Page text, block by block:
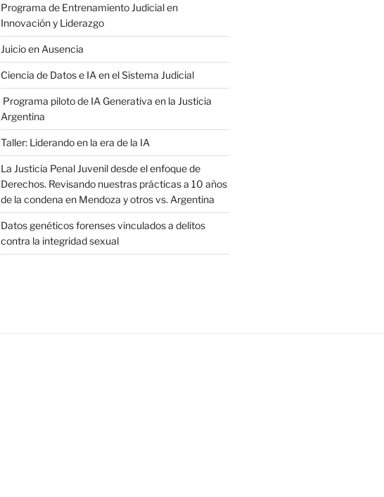
Programa de Entrenamiento Judicial en
Innovación y Liderazgo
Juicio en Ausencia
Ciencia de Datos e IA en el Sistema Judicial
Programa piloto de IA Generativa en la Justicia
Argentina
Taller: Liderando en la era de la IA
La Justicia Penal Juvenil desde el enfoque de
Derechos. Revisando nuestras prácticas a 10 años
de la condena en Mendoza y otros vs. Argentina
Datos genéticos forenses vinculados a delitos
contra la integridad sexual